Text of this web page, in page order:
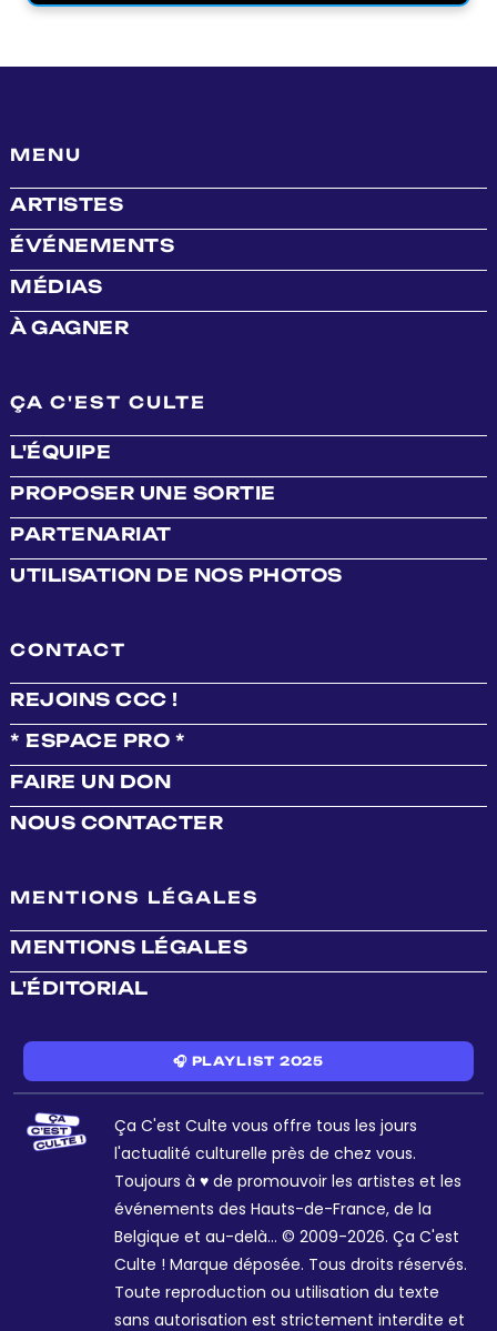
MENU
ARTISTES
ÉVÉNEMENTS
MÉDIAS
À GAGNER
ÇA C'EST CULTE
L'ÉQUIPE
PROPOSER UNE SORTIE
PARTENARIAT
UTILISATION DE NOS PHOTOS
CONTACT
REJOINS CCC !
* ESPACE PRO *
FAIRE UN DON
NOUS CONTACTER
MENTIONS LÉGALES
MENTIONS LÉGALES
L'ÉDITORIAL
🎧 PLAYLIST 2025
Ça C'est Culte vous offre tous les jours
l'actualité culturelle près de chez vous.
Toujours à ♥ de promouvoir les artistes et les
événements des Hauts-de-France, de la
Belgique et au-delà... © 2009-2026. Ça C'est
Culte ! Marque déposée. Tous droits réservés.
Toute reproduction ou utilisation du texte
sans autorisation est strictement interdite et